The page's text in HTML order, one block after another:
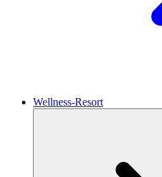
Wellness-Resort